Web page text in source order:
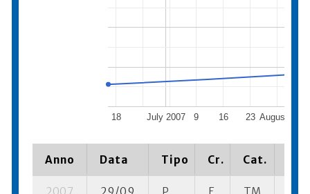
July 2007 August 2007
18 9 16 23
Anno Data Tipo Cr. Cat.